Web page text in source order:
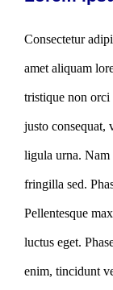
Consectetur
amet aliquam
tristique non orci
justo consequat,
ligula urna. Nam
fringilla sed.
Pellentesque
luctus eget.
enim, tincidunt